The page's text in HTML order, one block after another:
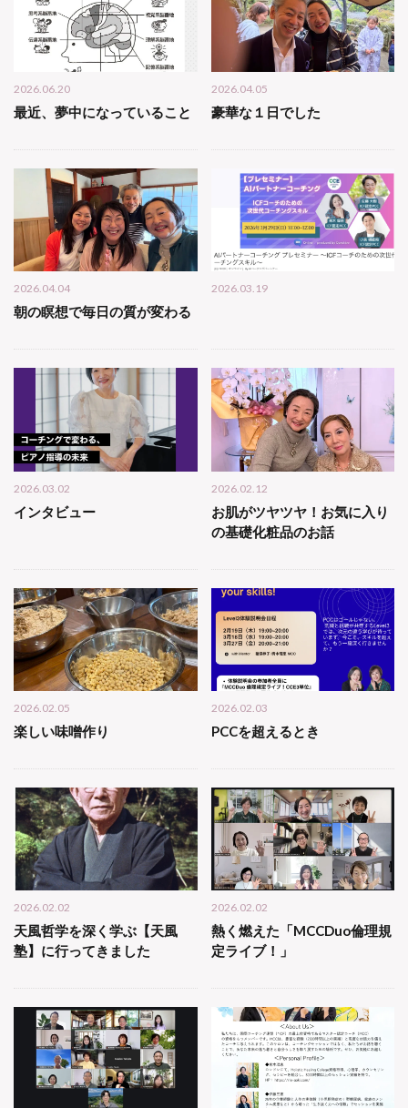
2026.06.20
最近、夢中になっていること
2026.04.05
豪華な１日でした
2026.04.04
朝の瞑想で毎日の質が変わる
2026.03.19
2026.03.02
インタビュー
2026.02.12
お肌がツヤツヤ！お気に入り
の基礎化粧品のお話
2026.02.05
楽しい味噌作り
2026.02.03
PCCを超えるとき
2026.02.02
天風哲学を深く学ぶ【天風
塾】に行ってきました
2026.02.02
熱く燃えた「MCCDuo倫理規
定ライブ！」